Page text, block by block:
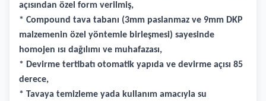
açısından özel form verilmiş,
* Compound tava tabanı (3mm paslanmaz ve 9mm DKP
malzemenin özel yöntemle birleşmesi) sayesinde
homojen ısı dağılımı ve muhafazası,
* Devirme tertibatı otomatik yapıda ve devirme açısı 85
derece,
* Tavaya temizleme yada kullanım amacıyla su